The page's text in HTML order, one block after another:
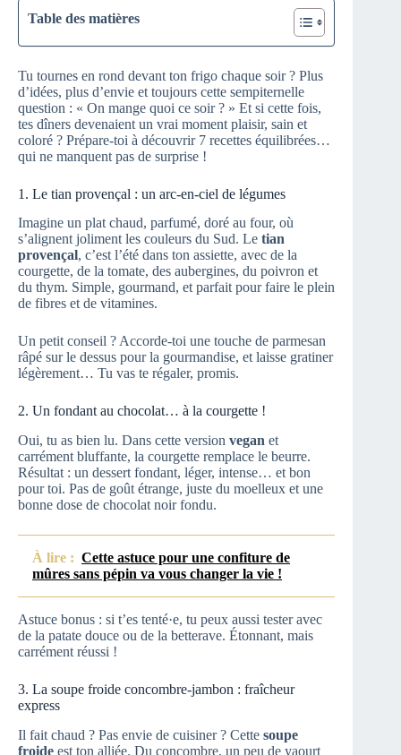
Table des matières
Tu tournes en rond devant ton frigo chaque soir ? Plus
d’idées, plus d’envie et toujours cette sempiternelle
question : « On mange quoi ce soir ? » Et si cette fois,
tes dîners devenaient un vrai moment plaisir, sain et
coloré ? Prépare-toi à découvrir 7 recettes équilibrées…
qui ne manquent pas de surprise !
1. Le tian provençal : un arc-en-ciel de légumes
Imagine un plat chaud, parfumé, doré au four, où
s’alignent joliment les couleurs du Sud. Le tian
provençal, c’est l’été dans ton assiette, avec de la
courgette, de la tomate, des aubergines, du poivron et
du thym. Simple, gourmand, et parfait pour faire le plein
de fibres et de vitamines.
Un petit conseil ? Accorde-toi une touche de parmesan
râpé sur le dessus pour la gourmandise, et laisse gratiner
légèrement… Tu vas te régaler, promis.
2. Un fondant au chocolat… à la courgette !
Oui, tu as bien lu. Dans cette version vegan et
carrément bluffante, la courgette remplace le beurre.
Résultat : un dessert fondant, léger, intense… et bon
pour toi. Pas de goût étrange, juste du moelleux et une
bonne dose de chocolat noir fondu.
À lire : Cette astuce pour une confiture de
mûres sans pépin va vous changer la vie !
Astuce bonus : si t’es tenté·e, tu peux aussi tester avec
de la patate douce ou de la betterave. Étonnant, mais
carrément réussi !
3. La soupe froide concombre-jambon : fraîcheur
express
Il fait chaud ? Pas envie de cuisiner ? Cette soupe
froide est ton alliée. Du concombre, un peu de yaourt